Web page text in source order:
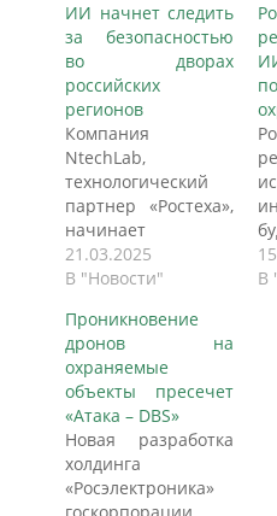
ИИ начнет следить
за безопасностью
во дворах
российских
регионов
Компания
NtechLab,
технологический
партнер «Ростеха»,
начинает
внедрение умной
видеоаналитики на
искусственного
интеллекта (ИИ)
для обеспечения
безопасности
дворовых
территорий в
регионах России. В
пресс-службе
21.03.2025
В "Новости"
В
Проникновение
дронов на
охраняемые
объекты пресечет
«Атака – DBS»
Новая разработка
холдинга
«Росэлектроника»